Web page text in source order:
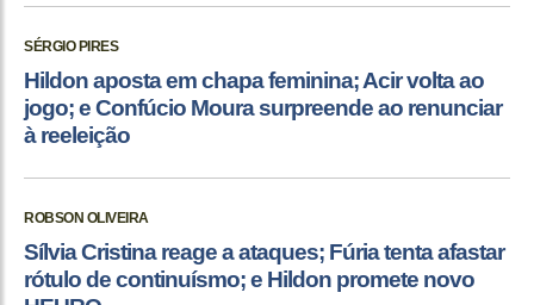
SÉRGIO PIRES
Hildon aposta em chapa feminina; Acir volta ao
jogo; e Confúcio Moura surpreende ao renunciar
à reeleição
ROBSON OLIVEIRA
Sílvia Cristina reage a ataques; Fúria tenta afastar
rótulo de continuísmo; e Hildon promete novo